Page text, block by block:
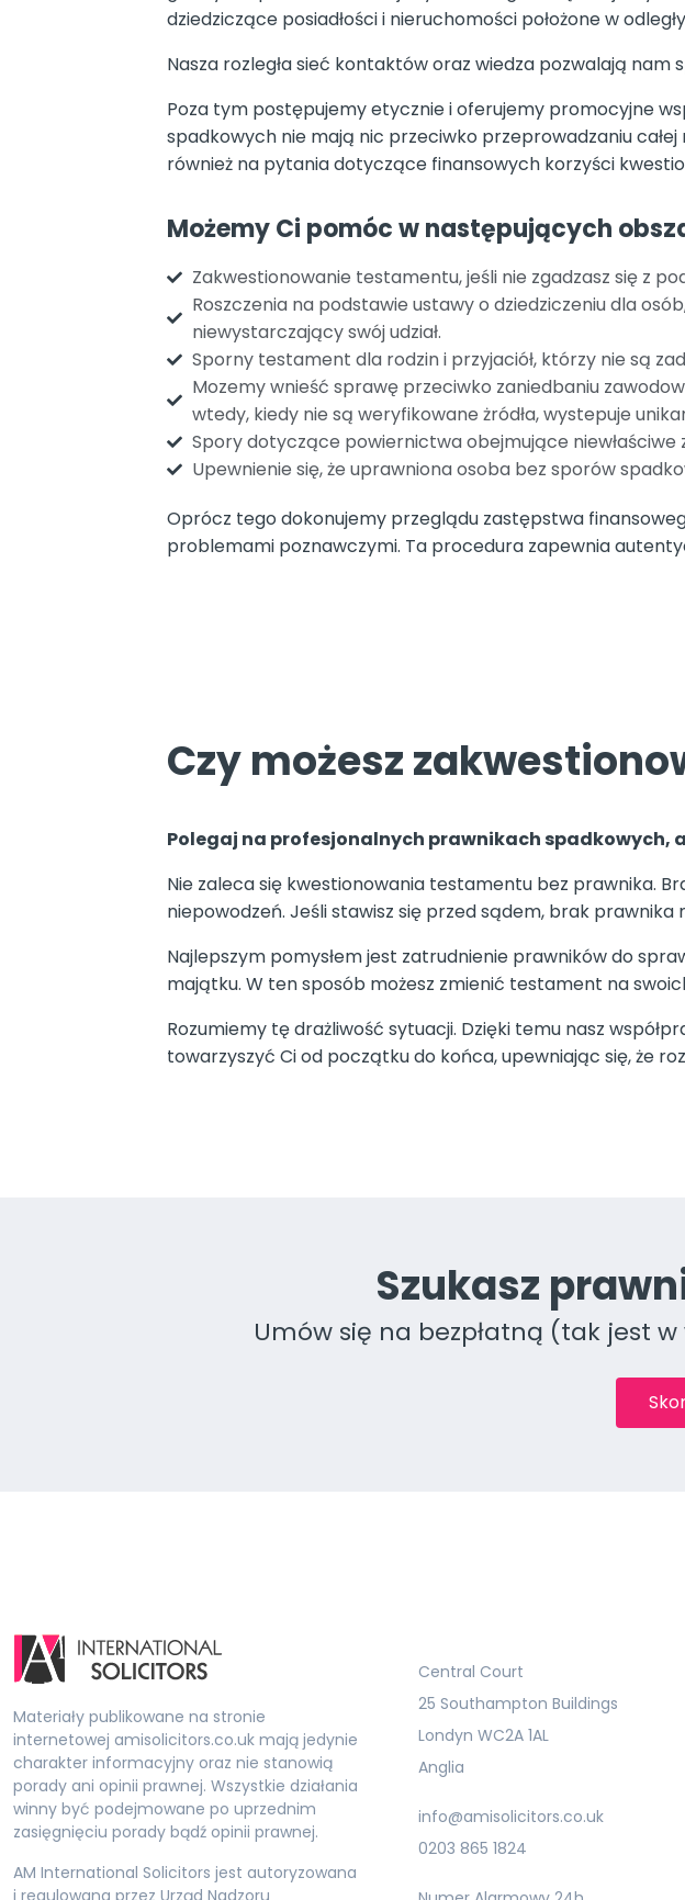
dziedziczące posiadłości i nieruchomości położone w
Nasza rozległa sieć kontaktów oraz wiedza pozwalają
Poza tym postępujemy etycznie i oferujemy promocyjne
spadkowych nie mają nic przeciwko przeprowadzaniu
również na pytania dotyczące finansowych korzyści
Możemy Ci pomóc w następujących
Zakwestionowanie testamentu, jeśli nie zgadzasz się z
Roszczenia na podstawie ustawy o dziedziczeniu dla
niewystarczający swój udział.
Sporny testament dla rodzin i przyjaciół, którzy nie są
Mozemy wnieść sprawę przeciwko zaniedbaniu
wtedy, kiedy nie są weryfikowane żródła, wystepuje
Spory dotyczące powiernictwa obejmujące niewłaściwe
Upewnienie się, że uprawniona osoba bez sporów
Oprócz tego dokonujemy przeglądu zastępstwa
problemami poznawczymi. Ta procedura zapewnia
Czy możesz
Polegaj na profesjonalnych prawnikach spadkowych,
Nie zaleca się kwestionowania testamentu bez prawnika.
niepowodzeń. Jeśli stawisz się przed sądem, brak prawnika
Najlepszym pomysłem jest zatrudnienie prawników do
majątku. W ten sposób możesz zmienić testament na
Rozumiemy tę drażliwość sytuacji. Dzięki temu nasz
towarzyszyć Ci od początku do końca, upewniając się, że
Szukasz
Umów się na bezpłatną (tak jest
Materiały publikowane na stronie
internetowej amisolicitors.co.uk mają jedynie
charakter informacyjny oraz nie stanowią
porady ani opinii prawnej. Wszystkie działania
winny być podejmowane po uprzednim
zasięgnięciu porady bądź opinii prawnej.
AM International Solicitors jest autoryzowana
i regulowana przez Urząd Nadzoru
Central Court
25 Southampton Buildings
Londyn WC2A 1AL
Anglia
info@amisolicitors.co.uk
0203 865 1824